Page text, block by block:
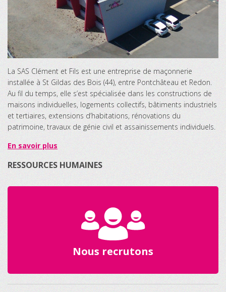
La SAS Clément et Fils est une entreprise de maçonnerie
installée à St Gildas des Bois (44), entre Pontchâteau et Redon.
Au fil du temps, elle s’est spécialisée dans les constructions de
maisons individuelles, logements collectifs, bâtiments industriels
et tertiaires, extensions d’habitations, rénovations du
patrimoine, travaux de génie civil et assainissements individuels.
En savoir plus
RESSOURCES HUMAINES
Nous recrutons